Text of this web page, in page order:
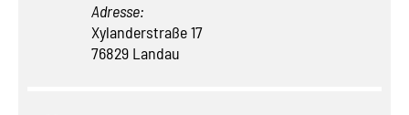
Adresse:
Xylanderstraße 17
76829 Landau